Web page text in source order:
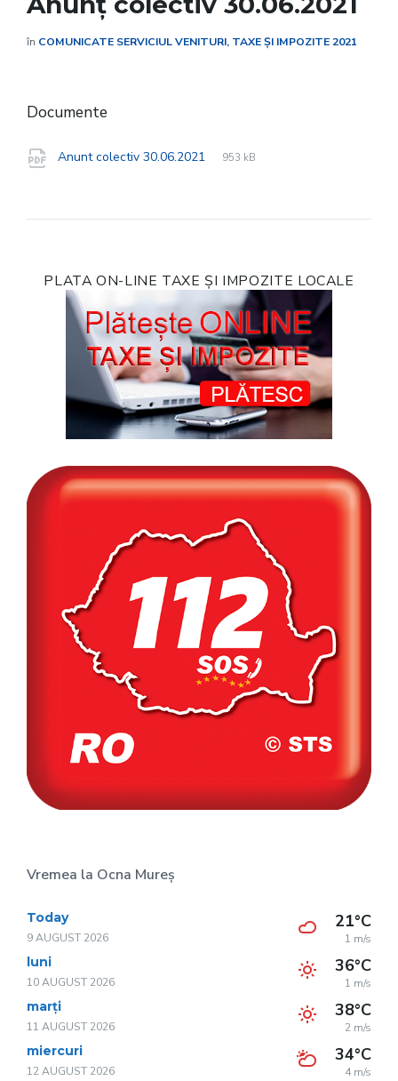
în COMUNICATE SERVICIUL VENITURI, TAXE ȘI IMPOZITE 2021
Documente
Anunt colectiv 30.06.2021
File
pdf
File
953 kB
PLATA ON-LINE TAXE ȘI IMPOZITE LOCALE
Vremea la Ocna Mureș
Today
9 AUGUST 2026
21°C
1 m/s
luni
10 AUGUST 2026
36°C
1 m/s
marți
11 AUGUST 2026
38°C
2 m/s
miercuri
12 AUGUST 2026
34°C
4 m/s